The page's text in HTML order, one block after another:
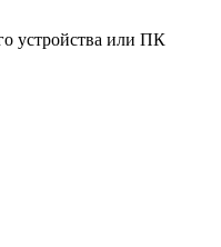
устройства или ПК